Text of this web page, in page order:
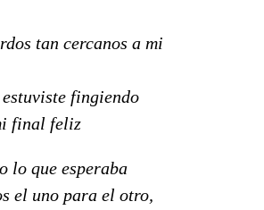
tan cercanos a mi
fingiendo
final feliz
lo que esperaba
el uno para el otro,